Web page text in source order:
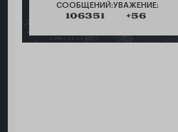
СООБЩЕНИЙ:
106351
УВАЖЕНИЕ:
+56